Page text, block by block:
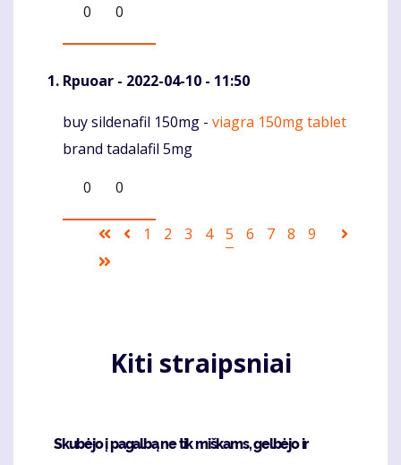
0
0
Rpuoar - 2022-04-10 - 11:50
Komentaras
buy sildenafil 150mg - viagra 150mg tablet
brand tadalafil 5mg
0
0
Pagination
First Ankstesnis
Puslapis
1 Puslapis
2 Puslapis
3 Puslapis
4
Current
5 Puslapis
6 Puslapis
7 Puslapis
8 Puslapis
9
Kiti straipsniai
Skubėjo į pagalbą ne tik miškams, gelbėjo ir